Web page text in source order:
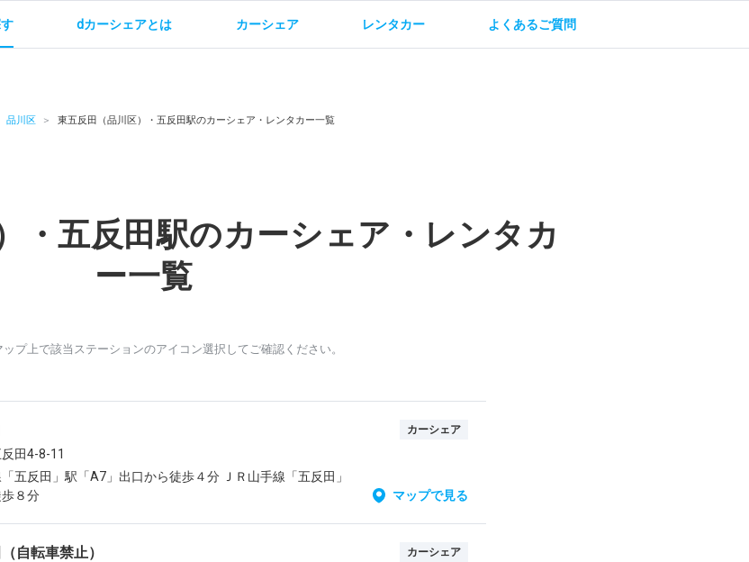
dカーシェアとは カーシェア レンタカー よくあるご質問
品川区 東五反田（品川区）・五反田駅のカーシェア・レンタカー一覧
・五反田駅のカーシェア・レンタカ
ー一覧
プ上で該当ステーションのアイコン選択してご確認ください。
カーシェア
田4-8-11
五反田」駅「A7」出口から徒歩４分 ＪＲ山手線「五反田」
８分
マップで見る
自転車禁止） カーシェア